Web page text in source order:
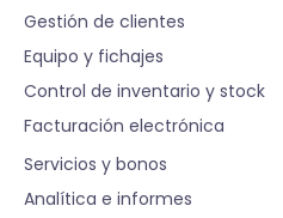
Gestión de clientes
Equipo y fichajes
Control de inventario y stock
Facturación electrónica
Servicios y bonos
Analítica e informes